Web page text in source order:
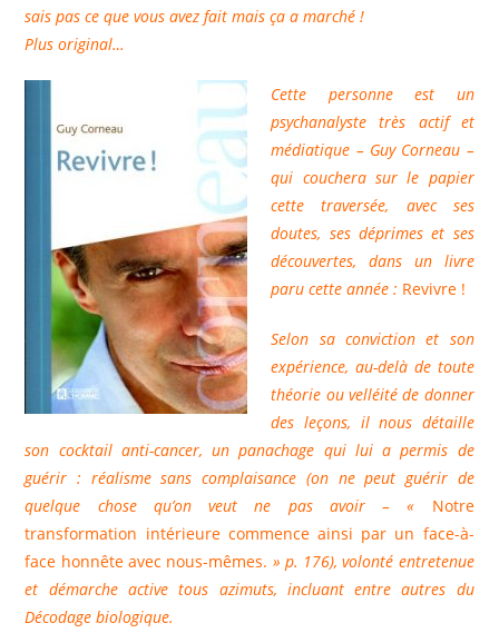
sais pas ce que vous avez fait mais ça a marché !
Plus original…
Cette personne est un
psychanalyste très actif et
médiatique – Guy Corneau –
qui couchera sur le papier
cette traversée, avec ses
doutes, ses déprimes et ses
découvertes, dans un livre
paru cette année : Revivre !
Selon sa conviction et son
expérience, au-delà de toute
théorie ou velléité de donner
des leçons, il nous détaille
son cocktail anti-cancer, un panachage qui lui a permis de
guérir : réalisme sans complaisance (on ne peut guérir de
quelque chose qu’on veut ne pas avoir – « Notre
transformation intérieure commence ainsi par un face-à-
face honnête avec nous-mêmes. » p. 176), volonté entretenue
et démarche active tous azimuts, incluant entre autres du
Décodage biologique.